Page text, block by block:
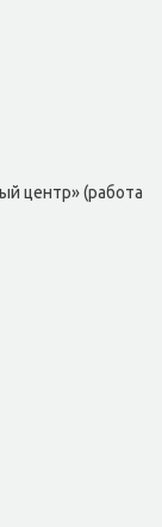
центр» (работа